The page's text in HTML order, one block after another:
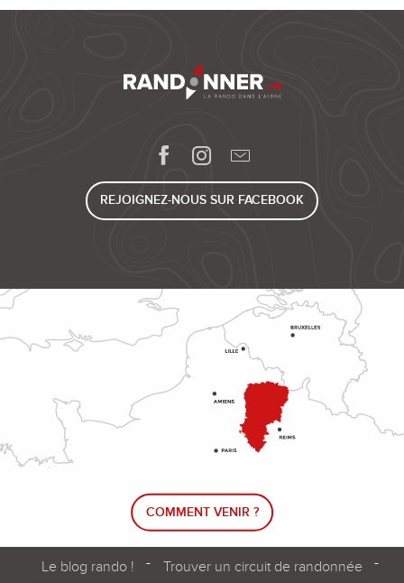
REJOIGNEZ-NOUS SUR FACEBOOK
COMMENT VENIR ?
Le blog rando ! Trouver un circuit de randonnée